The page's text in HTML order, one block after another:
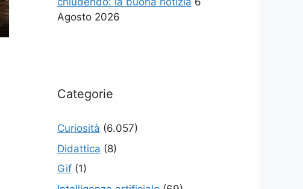
Agosto 2026
Categorie
Curiosità (6.057)
Didattica (8)
Gif (1)